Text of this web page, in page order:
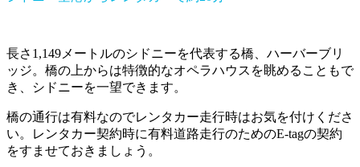
長さ1,149メートルのシドニーを代表する橋、ハーバーブリ
ッジ。橋の上からは特徴的なオペラハウスを眺めることもで
き、シドニーを一望できます。
橋の通行は有料なのでレンタカー走行時はお気を付けくださ
い。レンタカー契約時に有料道路走行のためのE-tagの契約
をすませておきましょう。